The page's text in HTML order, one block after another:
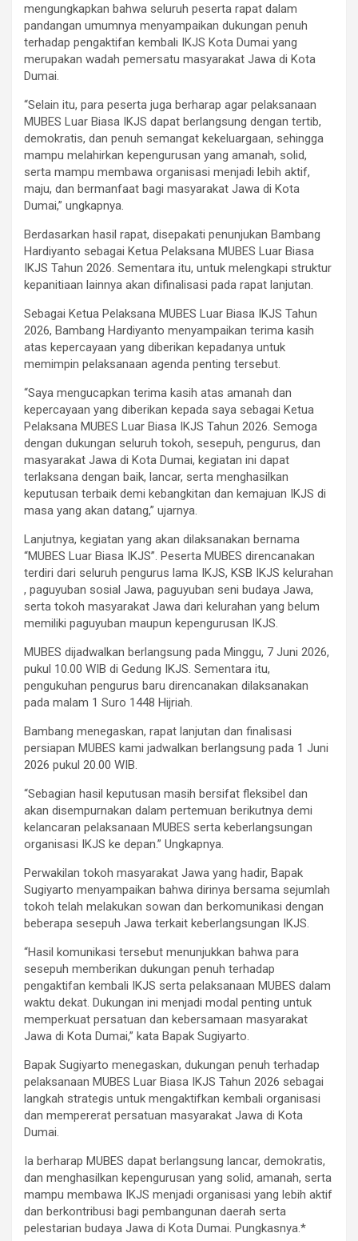
mengungkapkan bahwa seluruh peserta rapat dalam
pandangan umumnya menyampaikan dukungan penuh
terhadap pengaktifan kembali IKJS Kota Dumai yang
merupakan wadah pemersatu masyarakat Jawa di Kota
Dumai.
“Selain itu, para peserta juga berharap agar pelaksanaan
MUBES Luar Biasa IKJS dapat berlangsung dengan tertib,
demokratis, dan penuh semangat kekeluargaan, sehingga
mampu melahirkan kepengurusan yang amanah, solid,
serta mampu membawa organisasi menjadi lebih aktif,
maju, dan bermanfaat bagi masyarakat Jawa di Kota
Dumai,” ungkapnya.
Berdasarkan hasil rapat, disepakati penunjukan Bambang
Hardiyanto sebagai Ketua Pelaksana MUBES Luar Biasa
IKJS Tahun 2026. Sementara itu, untuk melengkapi struktur
kepanitiaan lainnya akan difinalisasi pada rapat lanjutan.
Sebagai Ketua Pelaksana MUBES Luar Biasa IKJS Tahun
2026, Bambang Hardiyanto menyampaikan terima kasih
atas kepercayaan yang diberikan kepadanya untuk
memimpin pelaksanaan agenda penting tersebut.
“Saya mengucapkan terima kasih atas amanah dan
kepercayaan yang diberikan kepada saya sebagai Ketua
Pelaksana MUBES Luar Biasa IKJS Tahun 2026. Semoga
dengan dukungan seluruh tokoh, sesepuh, pengurus, dan
masyarakat Jawa di Kota Dumai, kegiatan ini dapat
terlaksana dengan baik, lancar, serta menghasilkan
keputusan terbaik demi kebangkitan dan kemajuan IKJS di
masa yang akan datang,” ujarnya.
Lanjutnya, kegiatan yang akan dilaksanakan bernama
“MUBES Luar Biasa IKJS”. Peserta MUBES direncanakan
terdiri dari seluruh pengurus lama IKJS, KSB IKJS kelurahan
, paguyuban sosial Jawa, paguyuban seni budaya Jawa,
serta tokoh masyarakat Jawa dari kelurahan yang belum
memiliki paguyuban maupun kepengurusan IKJS.
MUBES dijadwalkan berlangsung pada Minggu, 7 Juni 2026,
pukul 10.00 WIB di Gedung IKJS. Sementara itu,
pengukuhan pengurus baru direncanakan dilaksanakan
pada malam 1 Suro 1448 Hijriah.
Bambang menegaskan, rapat lanjutan dan finalisasi
persiapan MUBES kami jadwalkan berlangsung pada 1 Juni
2026 pukul 20.00 WIB.
“Sebagian hasil keputusan masih bersifat fleksibel dan
akan disempurnakan dalam pertemuan berikutnya demi
kelancaran pelaksanaan MUBES serta keberlangsungan
organisasi IKJS ke depan.” Ungkapnya.
Perwakilan tokoh masyarakat Jawa yang hadir, Bapak
Sugiyarto menyampaikan bahwa dirinya bersama sejumlah
tokoh telah melakukan sowan dan berkomunikasi dengan
beberapa sesepuh Jawa terkait keberlangsungan IKJS.
“Hasil komunikasi tersebut menunjukkan bahwa para
sesepuh memberikan dukungan penuh terhadap
pengaktifan kembali IKJS serta pelaksanaan MUBES dalam
waktu dekat. Dukungan ini menjadi modal penting untuk
memperkuat persatuan dan kebersamaan masyarakat
Jawa di Kota Dumai,” kata Bapak Sugiyarto.
Bapak Sugiyarto menegaskan, dukungan penuh terhadap
pelaksanaan MUBES Luar Biasa IKJS Tahun 2026 sebagai
langkah strategis untuk mengaktifkan kembali organisasi
dan mempererat persatuan masyarakat Jawa di Kota
Dumai.
Ia berharap MUBES dapat berlangsung lancar, demokratis,
dan menghasilkan kepengurusan yang solid, amanah, serta
mampu membawa IKJS menjadi organisasi yang lebih aktif
dan berkontribusi bagi pembangunan daerah serta
pelestarian budaya Jawa di Kota Dumai. Pungkasnya.*